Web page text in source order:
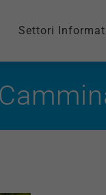
Settori